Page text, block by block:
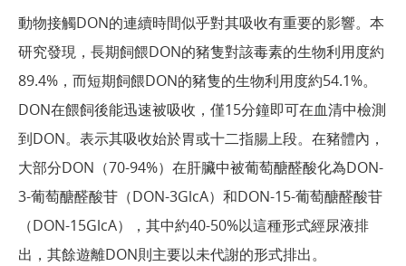
動物接觸DON的連續時間似乎對其吸收有重要的影響。本
研究發現，長期飼餵DON的豬隻對該毒素的生物利用度約
89.4%，而短期飼餵DON的豬隻的生物利用度約54.1%。
DON在餵飼後能迅速被吸收，僅15分鐘即可在血清中檢測
到DON。表示其吸收始於胃或十二指腸上段。在豬體內，
大部分DON（70-94%）在肝臟中被葡萄醣醛酸化為DON-
3-葡萄醣醛酸苷（DON-3GlcA）和DON-15-葡萄醣醛酸苷
（DON-15GlcA），其中約40-50%以這種形式經尿液排
出，其餘遊離DON則主要以未代謝的形式排出。